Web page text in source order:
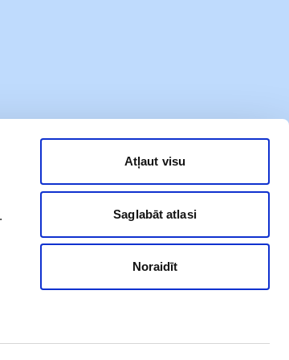
Atļaut visu
Saglabāt atlasi
Noraidīt